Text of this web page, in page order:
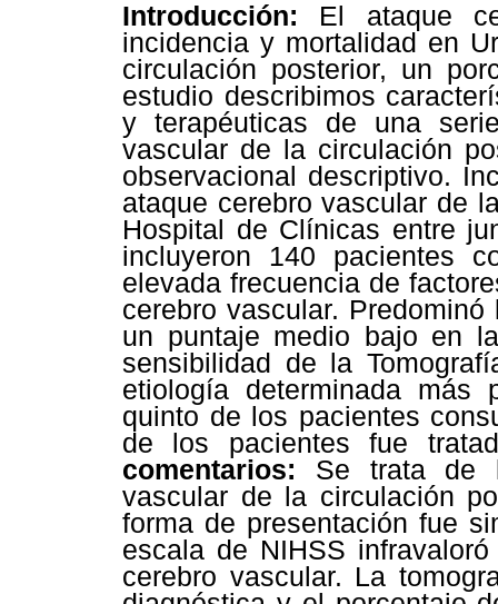
Introducción: El ataque
incidencia y mortalidad en
circulación posterior, un
estudio describimos
y terapéuticas de una
vascular de la circulación
observacional descriptivo.
ataque cerebro vascular de
Hospital de Clínicas entre
incluyeron 140 pacientes
elevada frecuencia de
cerebro vascular.
un puntaje medio bajo en
sensibilidad de la
etiología determinada más
quinto de los pacientes
de los pacientes fue
comentarios: Se trata de
vascular de la circulación
forma de presentación fue
escala de NIHSS
cerebro vascular. La